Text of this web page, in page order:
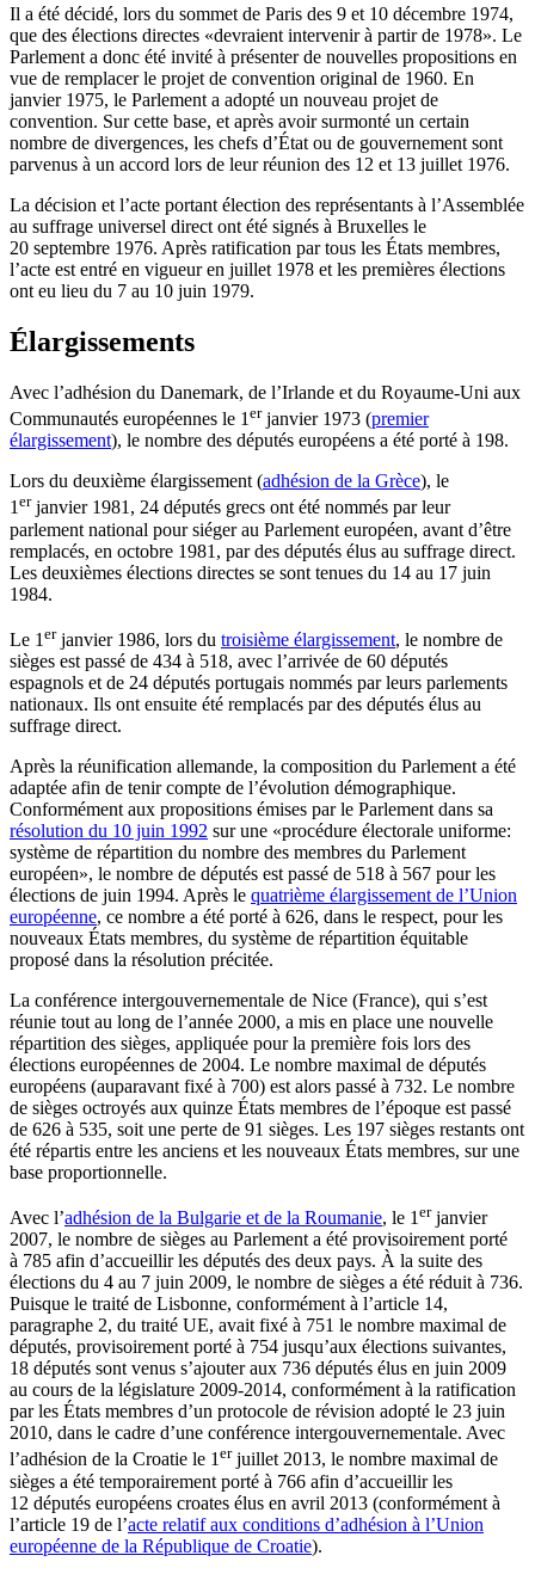
Il a été décidé, lors du sommet de Paris des 9 et 10 décembre 1974,
que des élections directes «devraient intervenir à partir de 1978». Le
Parlement a donc été invité à présenter de nouvelles propositions en
vue de remplacer le projet de convention original de 1960. En
janvier 1975, le Parlement a adopté un nouveau projet de
convention. Sur cette base, et après avoir surmonté un certain
nombre de divergences, les chefs d’État ou de gouvernement sont
parvenus à un accord lors de leur réunion des 12 et 13 juillet 1976.
La décision et l’acte portant élection des représentants à l’Assemblée
au suffrage universel direct ont été signés à Bruxelles le
20 septembre 1976. Après ratification par tous les États membres,
l’acte est entré en vigueur en juillet 1978 et les premières élections
ont eu lieu du 7 au 10 juin 1979.
Élargissements
Avec l’adhésion du Danemark, de l’Irlande et du Royaume-Uni aux
Communautés européennes le 1 erjanvier 1973 (premier
élargissement), le nombre des députés européens a été porté à 198.
Lors du deuxième élargissement (adhésion de la Grèce), le
1erjanvier 1981, 24 députés grecs ont été nommés par leur
parlement national pour siéger au Parlement européen, avant d’être
remplacés, en octobre 1981, par des députés élus au suffrage direct.
Les deuxièmes élections directes se sont tenues du 14 au 17 juin
1984.
Le 1 erjanvier 1986, lors du troisième élargissement, le nombre de
sièges est passé de 434 à 518, avec l’arrivée de 60 députés
espagnols et de 24 députés portugais nommés par leurs parlements
nationaux. Ils ont ensuite été remplacés par des députés élus au
suffrage direct.
Après la réunification allemande, la composition du Parlement a été
adaptée afin de tenir compte de l’évolution démographique.
Conformément aux propositions émises par le Parlement dans sa
résolution du 10 juin 1992 sur une «procédure électorale uniforme:
système de répartition du nombre des membres du Parlement
européen», le nombre de députés est passé de 518 à 567 pour les
élections de juin 1994. Après le quatrième élargissement de l’Union
européenne, ce nombre a été porté à 626, dans le respect, pour les
nouveaux États membres, du système de répartition équitable
proposé dans la résolution précitée.
La conférence intergouvernementale de Nice (France), qui s’est
réunie tout au long de l’année 2000, a mis en place une nouvelle
répartition des sièges, appliquée pour la première fois lors des
élections européennes de 2004. Le nombre maximal de députés
européens (auparavant fixé à 700) est alors passé à 732. Le nombre
de sièges octroyés aux quinze États membres de l’époque est passé
de 626 à 535, soit une perte de 91 sièges. Les 197 sièges restants ont
été répartis entre les anciens et les nouveaux États membres, sur une
base proportionnelle.
Avec l’adhésion de la Bulgarie et de la Roumanie, le 1 erjanvier
2007, le nombre de sièges au Parlement a été provisoirement porté
à 785 afin d’accueillir les députés des deux pays. À la suite des
élections du 4 au 7 juin 2009, le nombre de sièges a été réduit à 736.
Puisque le traité de Lisbonne, conformément à l’article 14,
paragraphe 2, du traité UE, avait fixé à 751 le nombre maximal de
députés, provisoirement porté à 754 jusqu’aux élections suivantes,
18 députés sont venus s’ajouter aux 736 députés élus en juin 2009
au cours de la législature 2009-2014, conformément à la ratification
par les États membres d’un protocole de révision adopté le 23 juin
2010, dans le cadre d’une conférence intergouvernementale. Avec
l’adhésion de la Croatie le 1erjuillet 2013, le nombre maximal de
sièges a été temporairement porté à 766 afin d’accueillir les
12 députés européens croates élus en avril 2013 (conformément à
l’article 19 de l’acte relatif aux conditions d’adhésion à l’Union
européenne de la République de Croatie).